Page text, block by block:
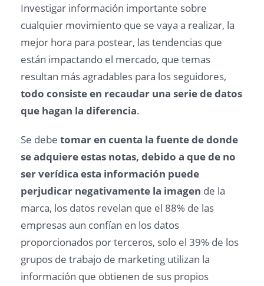
Investigar información importante sobre
cualquier movimiento que se vaya a realizar, la
mejor hora para postear, las tendencias que
están impactando el mercado, que temas
resultan más agradables para los seguidores,
todo consiste en recaudar una serie de datos
que hagan la diferencia.
Se debe tomar en cuenta la fuente de donde
se adquiere estas notas, debido a que de no
ser verídica esta información puede
perjudicar negativamente la imagen de la
marca, los datos revelan que el 88% de las
empresas aun confían en los datos
proporcionados por terceros, solo el 39% de los
grupos de trabajo de marketing utilizan la
información que obtienen de sus propios